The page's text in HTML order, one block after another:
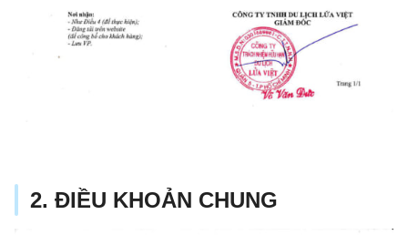
2. ĐIỀU KHOẢN CHUNG